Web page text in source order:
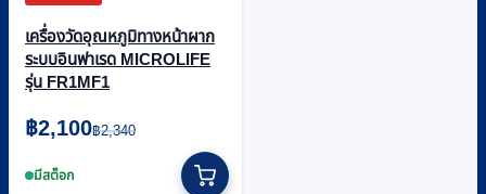
เครื่องวัดอุณหภูมิทางหน้าผาก
ระบบอินฟาเรด MICROLIFE
รุ่น FR1MF1
฿2,340
Original
price
was:
฿2,100
Current
price
is:มีสต็อก